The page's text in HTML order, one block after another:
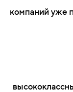
компаний уже